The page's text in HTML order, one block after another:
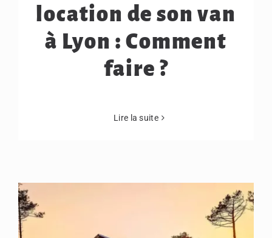
location de son van
à Lyon : Comment
faire ?
Lire la suite